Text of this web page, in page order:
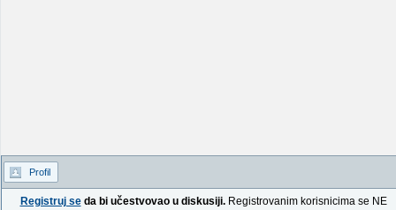
Profil
Registruj seda bi učestvovao u diskusiji.Registrovanim korisnicima se NE